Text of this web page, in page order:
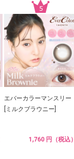
エバーカラーマンスリー
[ミルクブラウニー]
1,760 円（税込）